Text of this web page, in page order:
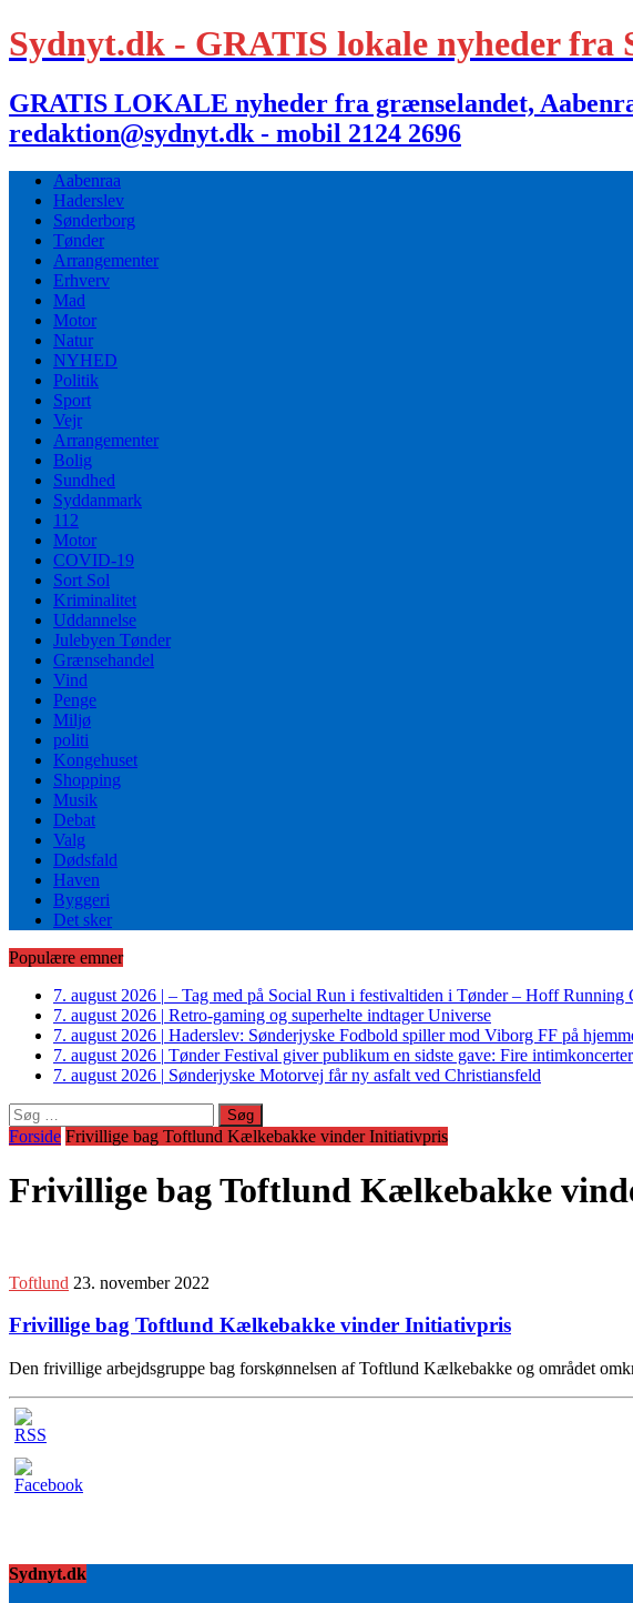
Sydnyt.dk - GRATIS lokale nyheder fra
GRATIS LOKALE nyheder fra grænselandet,
redaktion@sydnyt.dk - mobil 2124 2696
Aabenraa
Haderslev
Sønderborg
Tønder
Arrangementer
Erhverv
Mad
Motor
Natur
NYHED
Politik
Sport
Vejr
Arrangementer
Bolig
Sundhed
Syddanmark
112
Motor
COVID-19
Sort Sol
Kriminalitet
Uddannelse
Julebyen Tønder
Grænsehandel
Vind
Penge
Miljø
politi
Kongehuset
Shopping
Musik
Debat
Valg
Dødsfald
Haven
Byggeri
Det sker
Populære emner
7. august 2026 | – Tag med på Social Run i festivaltiden i Tønder – Hoff Running
7. august 2026 | Retro-gaming og superhelte indtager Universe
7. august 2026 | Haderslev: Sønderjyske Fodbold spiller mod Viborg FF på
7. august 2026 | Tønder Festival giver publikum en sidste gave: Fire
7. august 2026 | Sønderjyske Motorvej får ny asfalt ved Christiansfeld
Søg
efter:
Forside Frivillige bag Toftlund Kælkebakke vinder Initiativpris
Frivillige bag Toftlund Kælkebakke
Toftlund 23. november 2022
Frivillige bag Toftlund Kælkebakke vinder Initiativpris
Den frivillige arbejdsgruppe bag forskønnelsen af Toftlund Kælkebakke og området
Sydnyt.dk